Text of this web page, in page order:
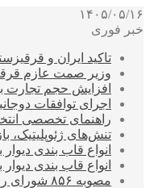
۱۴۰۵/۰۵/۱۶
خبر فوری
تاکید ایران و
وزیر صمت عازم
افزایش حجم تجارت بین
اجرای توافقات
راهنمای تخصصی
تنش‌های ژئوپلیتیک،
انواع قاب بندی
انواع قاب بندی
مصوبه ۸۵۶ شورای رقابت؛ این جاده یک‌طرفه است